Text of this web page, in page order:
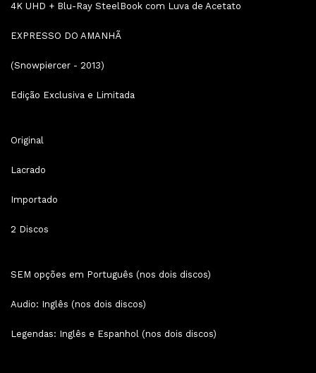
4K UHD + Blu-Ray SteelBook com Luva de Acetato
EXPRESSO DO AMANHÃ
(Snowpiercer - 2013)
Edição Exclusiva e Limitada
Original
Lacrado
Importado
2 Discos
SEM opções em Português (nos dois discos)
Audio: Inglês (nos dois discos)
Legendas: Inglês e Espanhol (nos dois discos)